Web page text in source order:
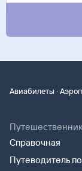
Авиабилеты ·
Справочная
Путеводитель